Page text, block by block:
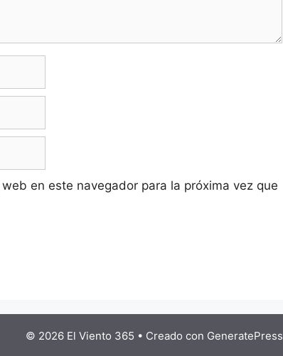
en este navegador para la próxima vez que
© 2026 El Viento 365 • Creado con GeneratePress